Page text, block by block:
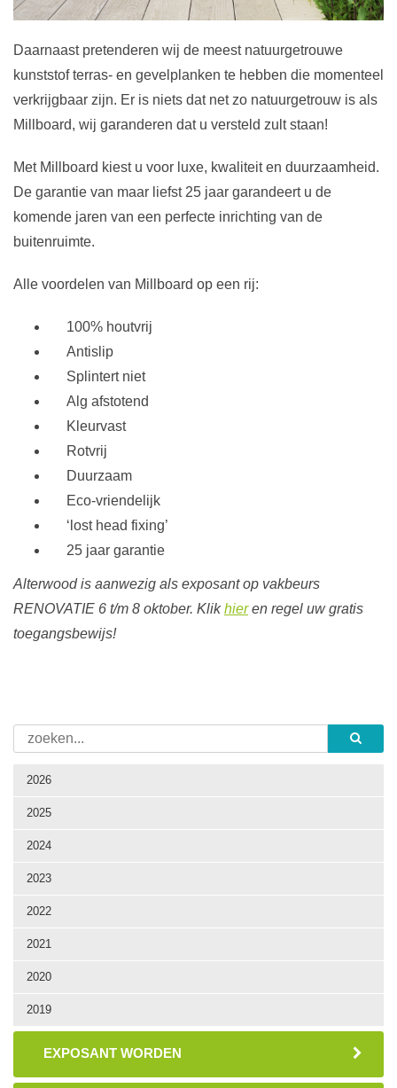
2026
2025
2024
2023
2022
2021
2020
2019
EXPOSANT WORDEN
Daarnaast pretenderen wij de meest natuurgetrouwe
kunststof terras- en gevelplanken te hebben die momenteel
verkrijgbaar zijn. Er is niets dat net zo natuurgetrouw is als
Millboard, wij garanderen dat u versteld zult staan!
Met Millboard kiest u voor luxe, kwaliteit en duurzaamheid.
De garantie van maar liefst 25 jaar garandeert u de
komende jaren van een perfecte inrichting van de
buitenruimte.
Alle voordelen van Millboard op een rij:
100% houtvrij
Antislip
Splintert niet
Alg afstotend
Kleurvast
Rotvrij
Duurzaam
Eco-vriendelijk
‘lost head fixing’
25 jaar garantie
Alterwood is aanwezig als exposant op vakbeurs
RENOVATIE 6 t/m 8 oktober. Klikhieren regel uw gratis
toegangsbewijs!